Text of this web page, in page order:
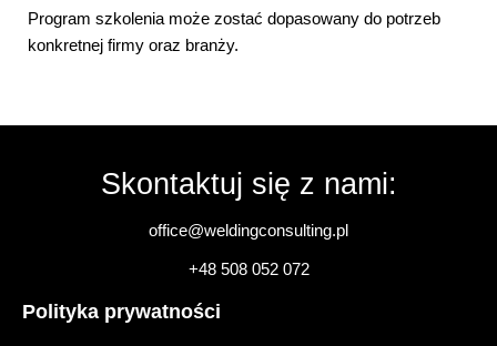
Program szkolenia może zostać dopasowany do potrzeb
konkretnej firmy oraz branży.
Skontaktuj się z nami:
office@weldingconsulting.pl
+48 508 052 072
Polityka prywatności